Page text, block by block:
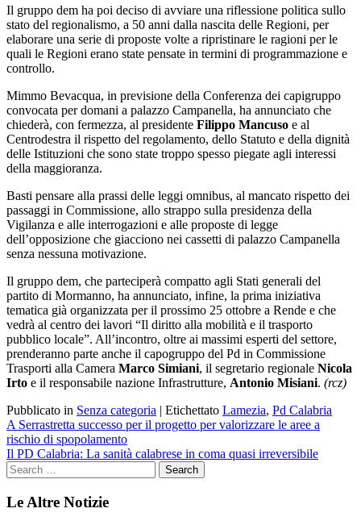
Il gruppo dem ha poi deciso di avviare una riflessione politica sullo
stato del regionalismo, a 50 anni dalla nascita delle Regioni, per
elaborare una serie di proposte volte a ripristinare le ragioni per le
quali le Regioni erano state pensate in termini di programmazione e
controllo.
Mimmo Bevacqua, in previsione della Conferenza dei capigruppo
convocata per domani a palazzo Campanella, ha annunciato che
chiederà, con fermezza, al presidente Filippo Mancuso e al
Centrodestra il rispetto del regolamento, dello Statuto e della dignità
delle Istituzioni che sono state troppo spesso piegate agli interessi
della maggioranza.
Basti pensare alla prassi delle leggi omnibus, al mancato rispetto dei
passaggi in Commissione, allo strappo sulla presidenza della
Vigilanza e alle interrogazioni e alle proposte di legge
dell’opposizione che giacciono nei cassetti di palazzo Campanella
senza nessuna motivazione.
Il gruppo dem, che parteciperà compatto agli Stati generali del
partito di Mormanno, ha annunciato, infine, la prima iniziativa
tematica già organizzata per il prossimo 25 ottobre a Rende e che
vedrà al centro dei lavori “Il diritto alla mobilità e il trasporto
pubblico locale”. All’incontro, oltre ai massimi esperti del settore,
prenderanno parte anche il capogruppo del Pd in Commissione
Trasporti alla Camera Marco Simiani, il segretario regionale Nicola
Irto e il responsabile nazione Infrastrutture, Antonio Misiani. (rcz)
Pubblicato in Senza categoria | Etichettato Lamezia, Pd Calabria
Navigazione
articoli
A Serrastretta successo per il progetto per valorizzare le aree a
rischio di spopolamento
Il PD Calabria: La sanità calabrese in coma quasi irreversibile
Le Altre Notizie